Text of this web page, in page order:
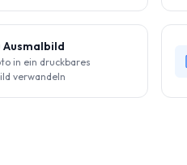
Ausmalbild
in ein druckbares
verwandeln